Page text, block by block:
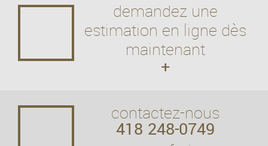
demandez une
estimation en ligne dès
maintenant
+
contactez-nous
418 248-0749